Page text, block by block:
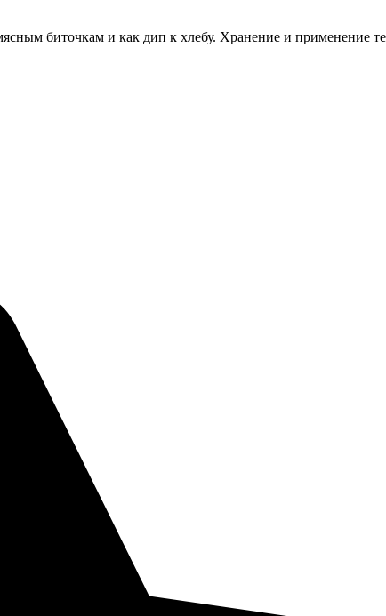
биточкам и как дип к хлебу. Хранение и применение